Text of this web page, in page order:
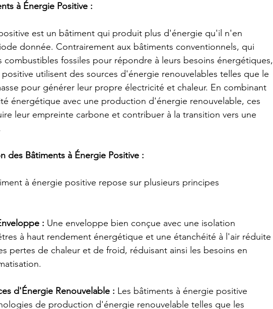
à Énergie Positive :
est un bâtiment qui produit plus d'énergie qu'il n'en
donnée. Contrairement aux bâtiments conventionnels, qui
fossiles pour répondre à leurs besoins énergétiques,
positive utilisent des sources d'énergie renouvelables telles que le
pour générer leur propre électricité et chaleur. En combinant
énergétique avec une production d'énergie renouvelable, ces
leur empreinte carbone et contribuer à la transition vers une
des Bâtiments à Énergie Positive :
à énergie positive repose sur plusieurs principes
: Une enveloppe bien conçue avec une isolation
à haut rendement énergétique et une étanchéité à l'air réduite
pertes de chaleur et de froid, réduisant ainsi les besoins en
d'Énergie Renouvelable : Les bâtiments à énergie positive
de production d'énergie renouvelable telles que les